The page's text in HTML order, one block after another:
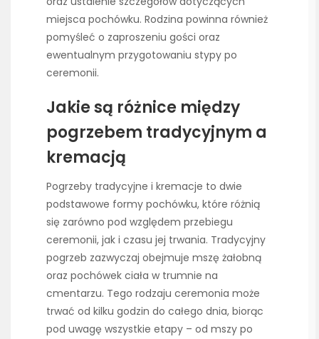
miejsca pochówku. Rodzina powinna również
pomyśleć o zaproszeniu gości oraz
ewentualnym przygotowaniu stypy po
ceremonii.
Jakie są różnice między
pogrzebem tradycyjnym a
kremacją
Pogrzeby tradycyjne i kremacje to dwie
podstawowe formy pochówku, które różnią
się zarówno pod względem przebiegu
ceremonii, jak i czasu jej trwania. Tradycyjny
pogrzeb zazwyczaj obejmuje mszę żałobną
oraz pochówek ciała w trumnie na
cmentarzu. Tego rodzaju ceremonia może
trwać od kilku godzin do całego dnia, biorąc
pod uwagę wszystkie etapy – od mszy po